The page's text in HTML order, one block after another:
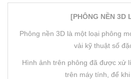
[PHÔNG NỀN 3D
Phông nền 3D là một loại phông
vải kỹ thuật số
Hình ảnh trên phông đã được xử
trên máy tính, để